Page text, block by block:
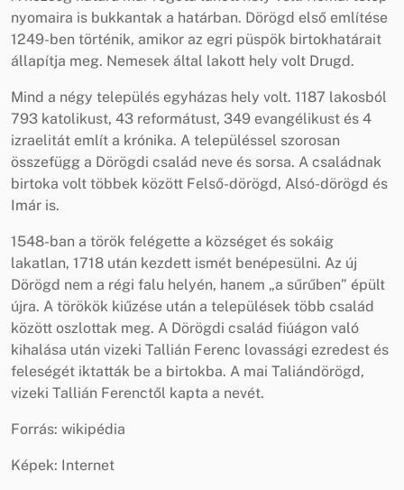
nyomaira is bukkantak a határban. Dörögd első említése
1249-ben történik, amikor az egri püspök birtokhatárait
állapítja meg. Nemesek által lakott hely volt Drugd.
Mind a négy település egyházas hely volt. 1187 lakosból
793 katolikust, 43 reformátust, 349 evangélikust és 4
izraelitát említ a krónika. A településsel szorosan
összefügg a Dörögdi család neve és sorsa. A családnak
birtoka volt többek között Felső-dörögd, Alsó-dörögd és
Imár is.
1548-ban a török felégette a községet és sokáig
lakatlan, 1718 után kezdett ismét benépesülni. Az új
Dörögd nem a régi falu helyén, hanem „a sűrűben” épült
újra. A törökök kiűzése után a települések több család
között oszlottak meg. A Dörögdi család fiúágon való
kihalása után vizeki Tallián Ferenc lovassági ezredest és
feleségét iktatták be a birtokba. A mai Taliándörögd,
vizeki Tallián Ferenctől kapta a nevét.
Forrás: wikipédia
Képek: Internet